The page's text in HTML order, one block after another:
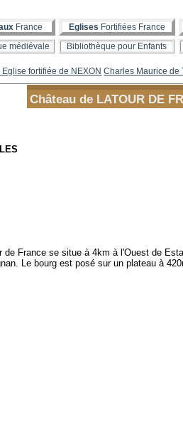
France Eglises Fortifiées France
médiévale Bibliothèque pour Enfants
Eglise fortifiée de NEXON Charles Maurice de
Château de LATOUR DE
France se situe à 4km à l'Ouest de
Le bourg est posé sur un plateau à